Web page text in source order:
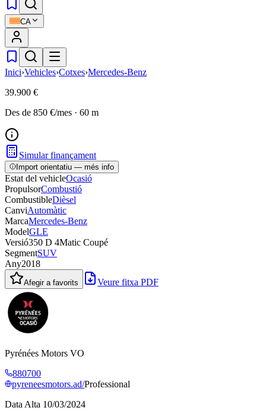
CA
Inici›Vehicles›Cotxes›Mercedes-Benz
39.900 €
Des de 850 €/mes · 60 m
Simular finançament
Import orientatiu — més info
Estat del vehicleOcasió
PropulsorCombustió
CombustibleDièsel
CanviAutomàtic
MarcaMercedes-Benz
ModelGLE
Versió350 D 4Matic Coupé
SegmentSUV
Any2018
Afegir a favorits Veure fitxa PDF
Pyrénées Motors VO
880700
pyreneesmotors.ad/Professional
Data Alta 10/03/2024